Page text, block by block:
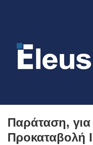
Παράταση,
Προκαταβολή